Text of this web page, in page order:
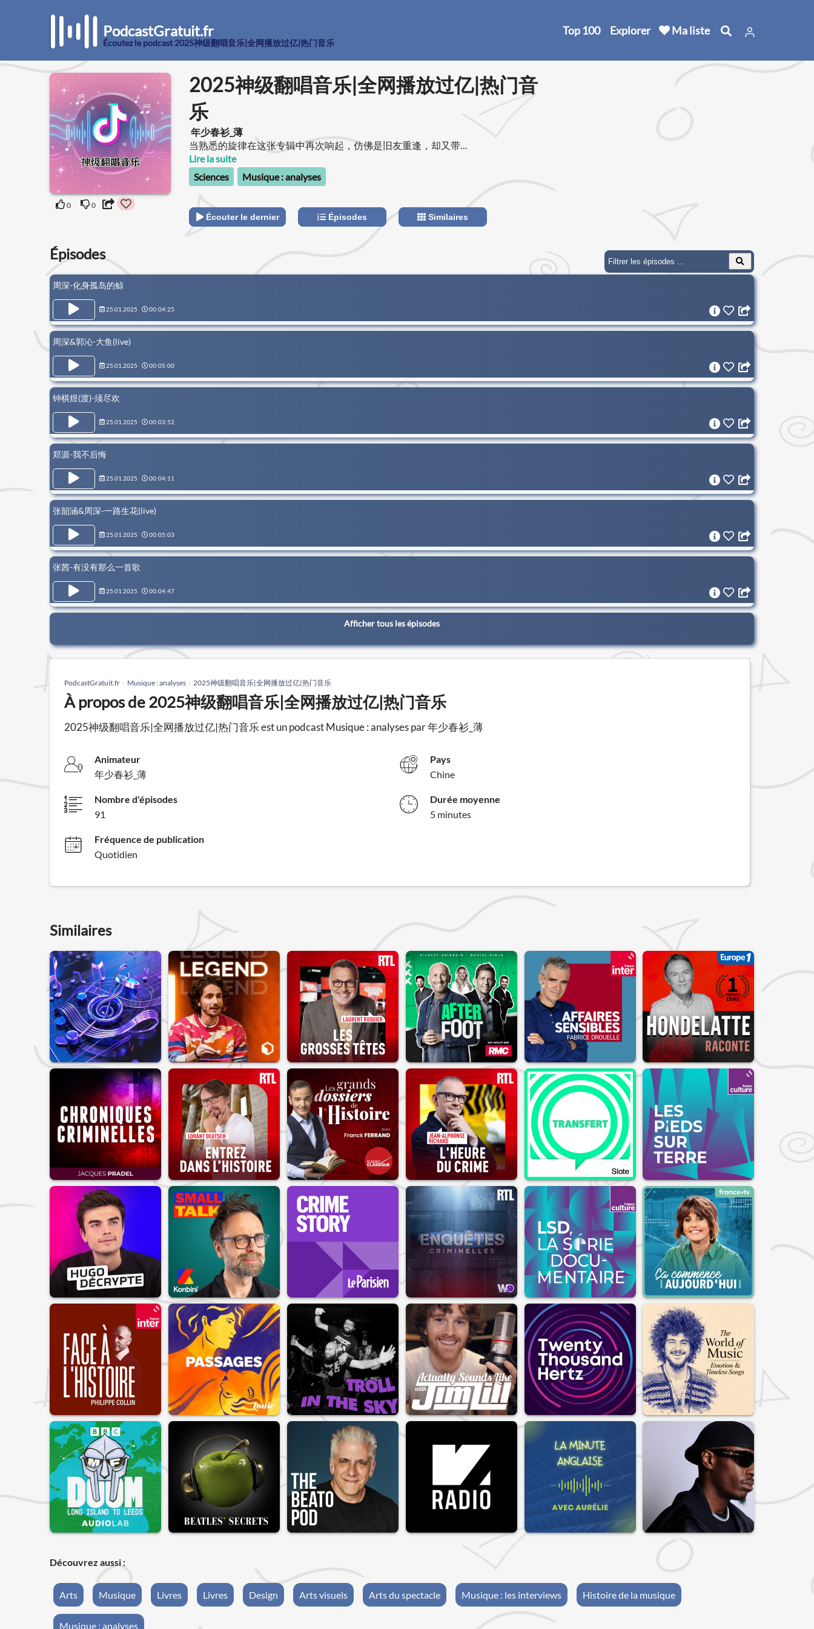
PodcastGratuit.fr
Écoutez le podcast 2025神级翻唱音乐|全网播放过亿|热门音乐
Top 100 Explorer Ma liste
0 0
2025神级翻唱音乐|全网播放过亿|热门音
乐
年少春衫_薄
当熟悉的旋律在这张专辑中再次响起，仿佛是旧友重逢，却又带着
全新的悸动。翻唱者们宛如一群执着的追光者，带着对音乐最炽热
的爱与敬意，深入每一段旋律的骨髓，探寻那些被岁月尘封的情感
密码，而后用他们宛如天籁般独特的嗓音，赋予了这些歌曲第二次
感经历毫无保留地倾注其中。他们在录音棚里的每一次发声，都像
是与音乐之神的对话，用灵魂歌唱，唱出了我们在生活中的喜怒哀
更像是一本音乐日记，记录着翻唱者们的心路历程，也见证了经典
灵的对话，引领我们踏上一场触动灵魂的音乐之旅，感受那永不落
幕的音乐华章。
Lire la suite
Sciences
Musique : analyses
Écouter le dernier Épisodes Similaires
Épisodes
周深-化身孤岛的鲸
25.01.2025 00:04:25
周深&郭沁-大鱼(live)
25.01.2025 00:05:00
钟棋煜(渡)-须尽欢
25.01.2025 00:03:52
郑源-我不后悔
25.01.2025 00:04:11
张韶涵&周深-一路生花(live)
25.01.2025 00:05:03
张茜-有没有那么一首歌
25.01.2025 00:04:47
Afficher tous les épisodes
PodcastGratuit.fr Musique : analyses 2025神级翻唱音乐|全网播放过亿|热门音乐
À propos de 2025神级翻唱音乐|全网播放过亿|热门音乐
2025神级翻唱音乐|全网播放过亿|热门音乐 est un podcast Musique : analyses par 年少春衫_薄
Animateur
年少春衫_薄
Pays
Chine
Nombre d'épisodes
91
Durée moyenne
5 minutes
Fréquence de publication
Quotidien
Similaires
Découvrez aussi :
Arts Musique Livres Livres Design Arts visuels Arts du spectacle Musique : les interviews Histoire de la musique
Musique : analyses